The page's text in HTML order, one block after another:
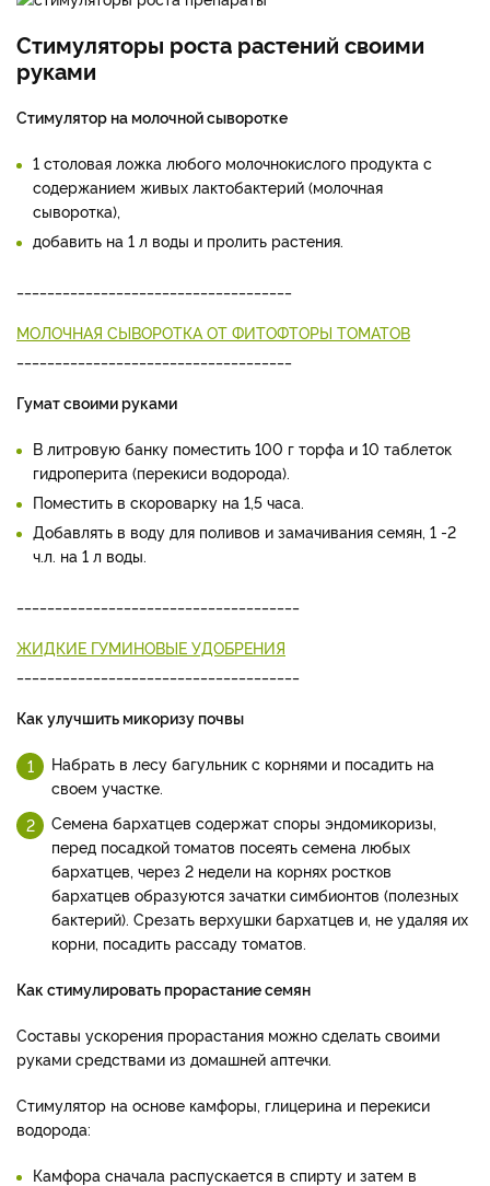
Стимуляторы роста растений своими
руками
Стимулятор на молочной сыворотке
1 столовая ложка любого молочнокислого продукта с
содержанием живых лактобактерий (молочная
сыворотка),
добавить на 1 л воды и пролить растения.
МОЛОЧНАЯ СЫВОРОТКА ОТ ФИТОФТОРЫ ТОМАТОВ
Гумат своими руками
В литровую банку поместить 100 г торфа и 10 таблеток
гидроперита (перекиси водорода).
Поместить в скороварку на 1,5 часа.
Добавлять в воду для поливов и замачивания семян, 1 -2
ч.л. на 1 л воды.
ЖИДКИЕ ГУМИНОВЫЕ УДОБРЕНИЯ
Как улучшить микоризу почвы
Набрать в лесу багульник с корнями и посадить на
своем участке.
Семена бархатцев содержат споры эндомикоризы,
перед посадкой томатов посеять семена любых
бархатцев, через 2 недели на корнях ростков
бархатцев образуются зачатки симбионтов (полезных
бактерий). Срезать верхушки бархатцев и, не удаляя их
корни, посадить рассаду томатов.
Как стимулировать прорастание семян
Составы ускорения прорастания можно сделать своими
руками средствами из домашней аптечки.
Стимулятор на основе камфоры, глицерина и перекиси
водорода:
Камфора сначала распускается в спирту и затем в